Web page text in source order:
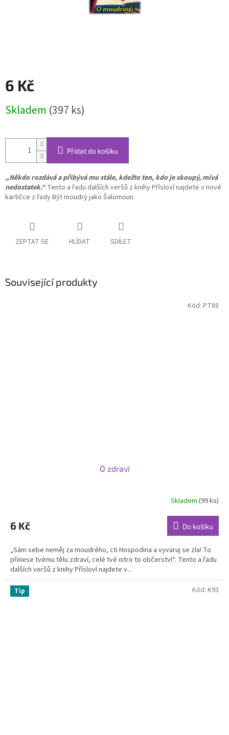
6 Kč
cena:
Skladem (397 ks)
Přidat do košíku
„Někdo rozdává a přibývá mu stále, kdežto ten, kdo je skoupý, mívá
nedostatek.“ Tento a řadu dalších veršů z knihy Přísloví najdete v nové
kartičce z řady Být moudrý jako Šalomoun.
ZEPTAT SE HLÍDAT SDÍLET
Související produkty
O zdraví
Skladem (99 ks)
6 Kč Do košíku
„Sám sebe neměj za moudrého, cti Hospodina a vyvaruj se zla! To
přinese tvému tělu zdraví, celé tvé nitro to občerství“. Tento a řadu
dalších veršů z knihy Přísloví najdete v...
Kód: PT88
Tip Kód: K93